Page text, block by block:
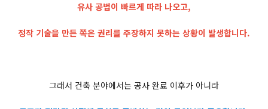
유사 공법이 빠르게 따라 나오고,
정작 기술을 만든 쪽은 권리를 주장하지 못하는 상황이 발생합니다.
그래서 건축 분야에서는 공사 완료 이후가 아니라